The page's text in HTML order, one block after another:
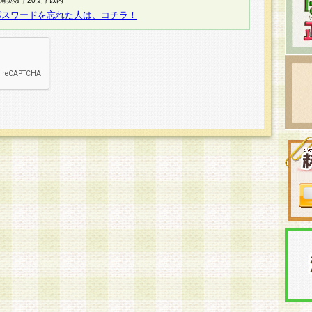
ワードを忘れた人は、コチラ！